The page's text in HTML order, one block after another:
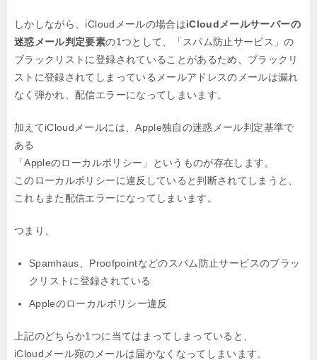
しかしながら、iCloudメールの場合はiCloudメールサーバーの
迷惑メール判定要素の1つとして、
「スパム防止サービス」の
ブラックリストに登録されていることがあるため、 ブラックリ
ストに登録されてしまっているメールアドレスのメールは漏れ
なく弾かれ、配信エラーになってしまいます。
加えてiCloudメールには、Apple独自の迷惑メール判定基準で
ある
「Appleのローカルポリシー」というものが存在します。
このローカルポリシーに違反していると判断されてしまうと、
これもまた配信エラーになってしまいます。
つまり、
Spamhaus、Proofpointなどのスパム防止サービスのブラッ
クリストに登録されている
Appleのローカルポリシー違反
上記のどちらか1つに当てはまってしまっていると、
iCloudメール宛のメールは届かなくなってしまいます。